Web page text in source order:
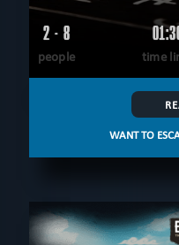
2 - 8
people time
WANT TO